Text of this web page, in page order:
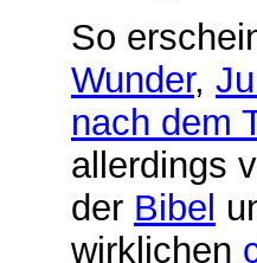
So
Wunder,
nach dem
allerdings
der Bibel
wirklichen